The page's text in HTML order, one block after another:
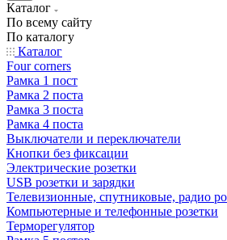
Каталог
По всему сайту
По каталогу
Каталог
Four corners
Рамка 1 пост
Рамка 2 поста
Рамка 3 поста
Рамка 4 поста
Выключатели и переключатели
Кнопки без фиксации
Электрические розетки
USB розетки и зарядки
Телевизионные, спутниковые, радио
Компьютерные и телефонные розетки
Терморегулятор